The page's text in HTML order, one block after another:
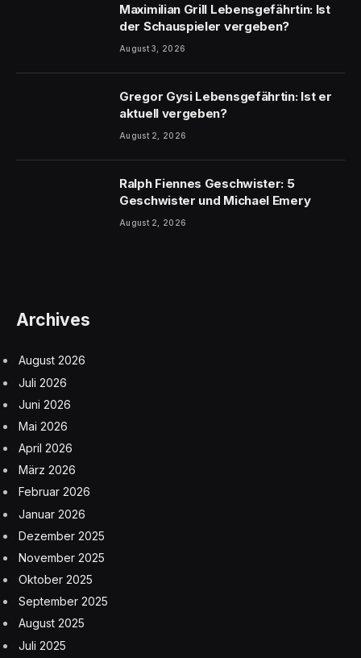
Maximilian Grill Lebensgefährtin: Ist
der Schauspieler vergeben?
August 3, 2026
Gregor Gysi Lebensgefährtin: Ist er
aktuell vergeben?
August 2, 2026
Ralph Fiennes Geschwister: 5
Geschwister und Michael Emery
August 2, 2026
Archives
August 2026
Juli 2026
Juni 2026
Mai 2026
April 2026
März 2026
Februar 2026
Januar 2026
Dezember 2025
November 2025
Oktober 2025
September 2025
August 2025
Juli 2025